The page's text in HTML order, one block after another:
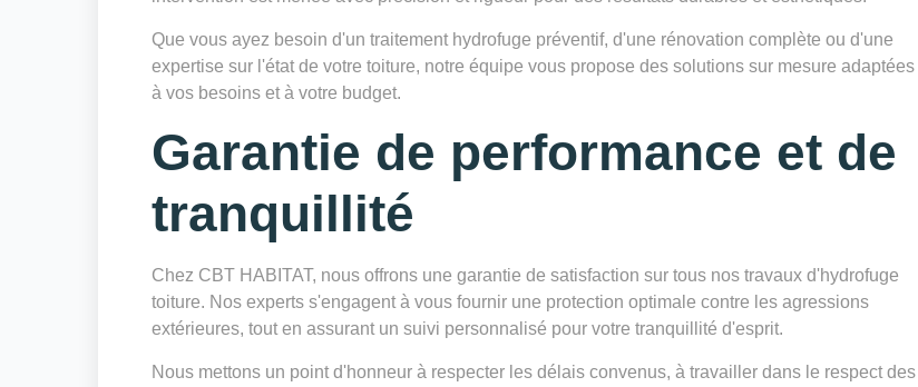
Que vous ayez besoin d'un traitement hydrofuge préventif, d'une rénovation complète ou d'une
expertise sur l'état de votre toiture, notre équipe vous propose des solutions sur mesure adaptées
à vos besoins et à votre budget.
Garantie de performance et de
tranquillité
Chez CBT HABITAT, nous offrons une garantie de satisfaction sur tous nos travaux d'hydrofuge
toiture. Nos experts s'engagent à vous fournir une protection optimale contre les agressions
extérieures, tout en assurant un suivi personnalisé pour votre tranquillité d'esprit.
Nous mettons un point d'honneur à respecter les délais convenus, à travailler dans le respect des